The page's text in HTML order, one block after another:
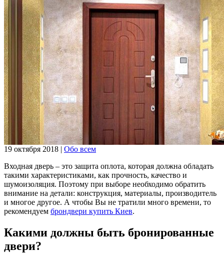
19 октября 2018 | Обо всем
Входная дверь – это защита оплота, которая должна обладать
такими характеристиками, как прочность, качество и
шумоизоляция. Поэтому при выборе необходимо обратить
внимание на детали: конструкция, материалы, производитель
и многое другое. А чтобы Вы не тратили много времени, то
рекомендуем брондвери купить Киев.
Какими должны быть бронированные
двери?